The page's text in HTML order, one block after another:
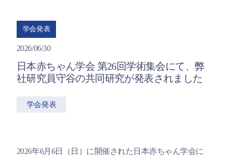
学会発表
2026/06/30
日本赤ちゃん学会 第26回学術集会にて、弊
社研究員守谷の共同研究が発表されました
学会発表
2026年6月6日（日）に開催された日本赤ちゃん学会に